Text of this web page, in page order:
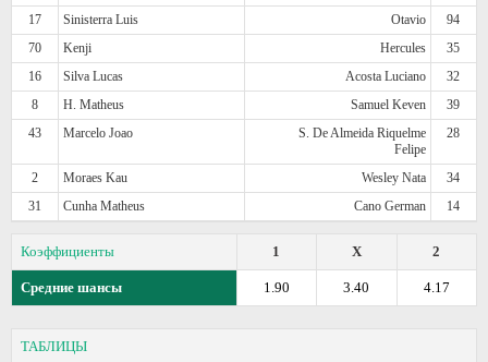
17
Sinisterra Luis Otavio
94
70
Kenji Hercules
35
16
Silva Lucas Acosta Luciano
32
8
H. Matheus Samuel Keven
39
43
Marcelo Joao
S. De Almeida Riquelme
Felipe
28
2 Moraes Kau Wesley Nata
34
31
Cunha Matheus Cano German 14
Коэффициенты 2
X
1
Средние шансы 4.17
3.40
1.90
ТАБЛИЦЫ